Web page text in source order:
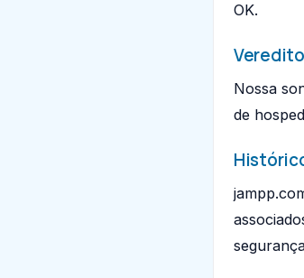
OK.
Nossa
de